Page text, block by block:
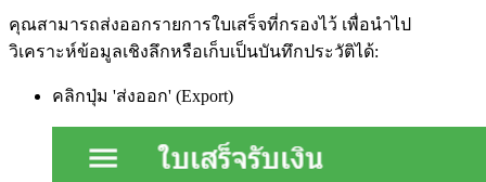
คุณสามารถส่งออกรายการใบเสร็จที่กรองไว้ เพื่อนำไป
วิเคราะห์ข้อมูลเชิงลึกหรือเก็บเป็นบันทึกประวัติได้:
คลิกปุ่ม 'ส่งออก' (Export)